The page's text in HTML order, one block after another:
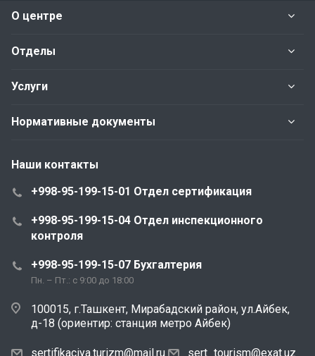
О центре
Отделы
Услуги
Нормативные документы
Наши контакты
+998-95-199-15-01 Отдел сертификация
+998-95-199-15-04 Отдел инспекционного
контроля
+998-95-199-15-07 Бухгалтерия
Пн. – Пт.: с 9:00 до 18:00
100015, г.Ташкент, Мирабадский район, ул.Айбек,
д-18 (ориентир: станция метро Айбек)
sertifikaciya.turizm@mail.ru sert_tourism@exat.uz